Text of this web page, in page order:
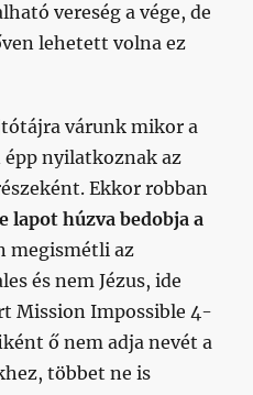
vereség a vége, de
lehetett volna ez
várunk mikor a
nyilatkoznak az
Ekkor robban
lapot húzva bedobja a
megismétli az
és nem Jézus, ide
Mission Impossible 4-
ő nem adja nevét a
többet ne is